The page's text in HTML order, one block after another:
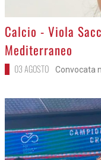
>
Calcio - Viola
Mediterraneo
03 AGOSTO Convocata